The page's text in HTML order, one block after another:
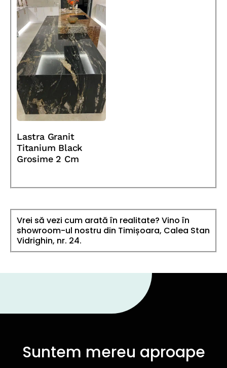
Lastra Granit
Titanium Black
Grosime 2 Cm
Vrei să vezi cum arată în realitate? Vino în
showroom-ul nostru din Timișoara, Calea Stan
Vidrighin, nr. 24.
Suntem mereu aproape